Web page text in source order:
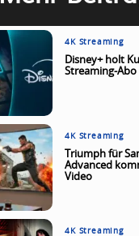
4K Streaming
Disney+ holt
Streaming-Abo
4K Streaming
Triumph für
Advanced
Video
4K Streaming